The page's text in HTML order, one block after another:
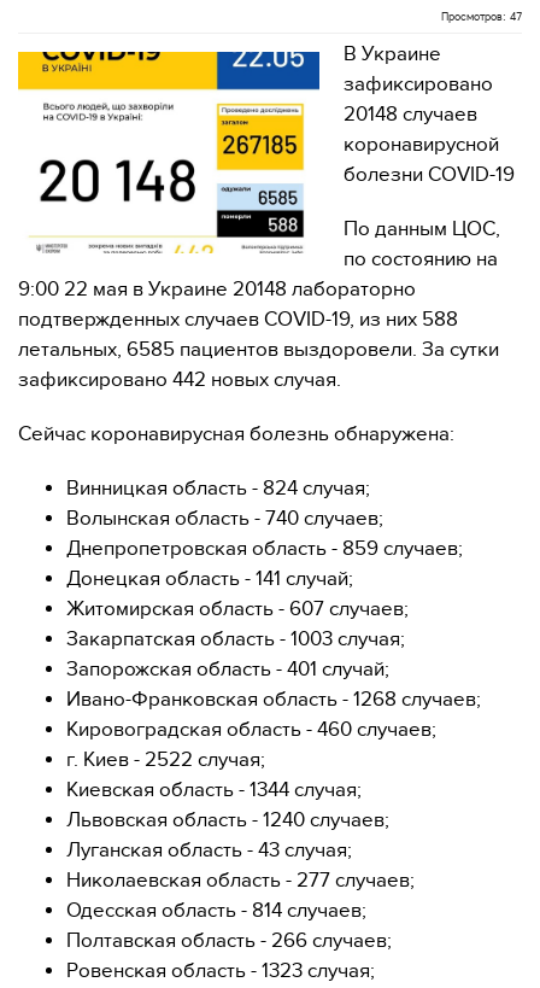
Просмотров: 47
В Украине
зафиксировано
20148 случаев
коронавирусной
болезни COVID-19
По данным ЦОС,
по состоянию на
9:00 22 мая в Украине 20148 лабораторно
подтвержденных случаев COVID-19, из них 588
летальных, 6585 пациентов выздоровели. За сутки
зафиксировано 442 новых случая.
Сейчас коронавирусная болезнь обнаружена:
Винницкая область - 824 случая;
Волынская область - 740 случаев;
Днепропетровская область - 859 случаев;
Донецкая область - 141 случай;
Житомирская область - 607 случаев;
Закарпатская область - 1003 случая;
Запорожская область - 401 случай;
Ивано-Франковская область - 1268 случаев;
Кировоградская область - 460 случаев;
г. Киев - 2522 случая;
Киевская область - 1344 случая;
Львовская область - 1240 случаев;
Луганская область - 43 случая;
Николаевская область - 277 случаев;
Одесская область - 814 случаев;
Полтавская область - 266 случаев;
Ровенская область - 1323 случая;